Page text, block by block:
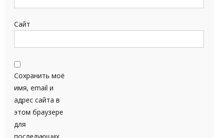
Сайт
Сохранить моё
имя, email и
адрес сайта в
этом браузере
для